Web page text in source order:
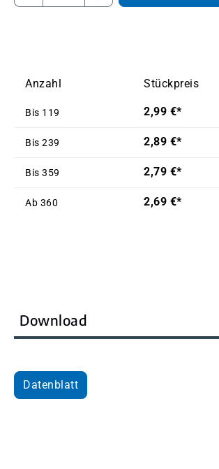
Anzahl Stückpreis
Bis 119 2,99 €*
Bis 239 2,89 €*
Bis 359 2,79 €*
Ab 360 2,69 €*
Download
Datenblatt